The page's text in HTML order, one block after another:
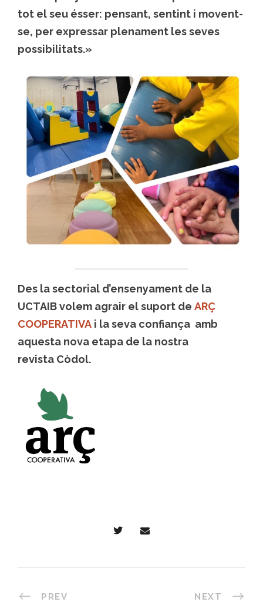
tot el seu ésser: pensant, sentint i movent-
se, per expressar plenament les seves
possibilitats.»
Des la sectorial d’ensenyament de la
UCTAIB volem agrair el suport de ARÇ
COOPERATIVA i la seva confiança amb
aquesta nova etapa de la nostra
revista Còdol.
PREV NEXT